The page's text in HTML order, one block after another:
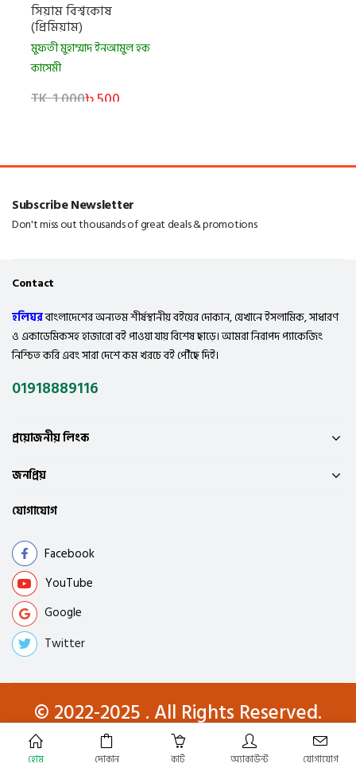
হোম দোকান কার্ট অ্যাকাউন্ট যোগাযোগ
সিয়াম বিশ্বকোষ
(প্রিমিয়াম)
মুফতী মুহাম্মাদ ইনআমুল হক
কাসেমী
TK. 1,000৳ 500
Subscribe Newsletter
Don't miss out thousands of great deals & promotions
Contact
হলিঘরবাংলাদেশের অন্যতম শীর্ষস্থানীয় বইয়ের দোকান, যেখানে ইসলামিক, সাধারণ
ও একাডেমিকসহ হাজারো বই পাওয়া যায় বিশেষ ছাড়ে। আমরা নিরাপদ প্যাকেজিং
নিশ্চিত করি এবং সারা দেশে কম খরচে বই পৌঁছে দিই।
01918889116
প্রয়োজনীয় লিংক
জনপ্রিয়
যোগাযোগ
Facebook
YouTube
Google
Twitter
© 2022-2025 . All Rights Reserved.